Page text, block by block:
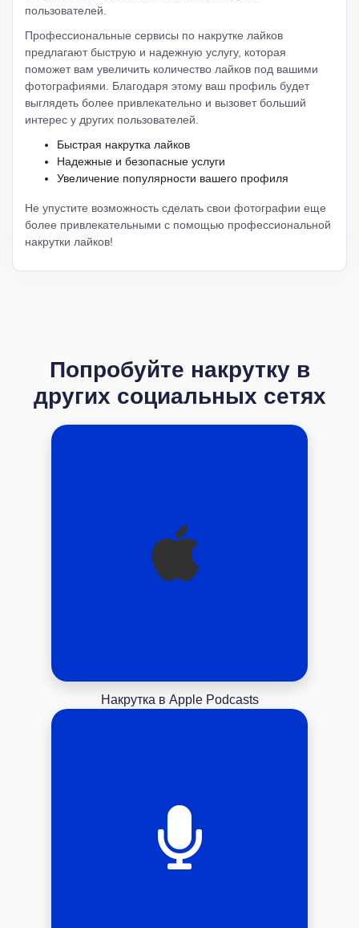
пользователей.
Профессиональные сервисы по накрутке лайков
предлагают быструю и надежную услугу, которая
поможет вам увеличить количество лайков под вашими
фотографиями. Благодаря этому ваш профиль будет
выглядеть более привлекательно и вызовет больший
интерес у других пользователей.
Быстрая накрутка лайков
Надежные и безопасные услуги
Увеличение популярности вашего профиля
Не упустите возможность сделать свои фотографии еще
более привлекательными с помощью профессиональной
накрутки лайков!
Попробуйте накрутку в
других социальных сетях
Накрутка в Apple Podcasts